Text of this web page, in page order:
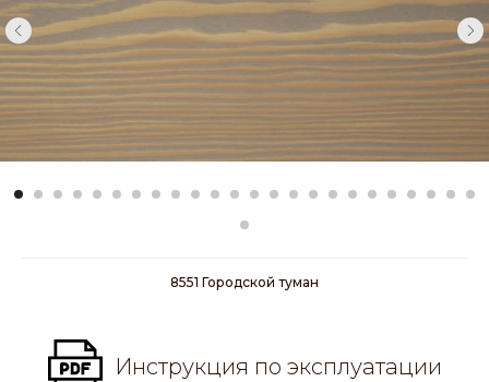
8551 Городской туман
Инструкция по эксплуатации